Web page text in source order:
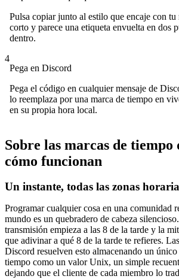
Pulsa copiar junto al estilo que encaje con
corto y parece una etiqueta envuelta en dos
dentro.
4
Pega en Discord
Pega el código en cualquier mensaje de
lo reemplaza por una marca de tiempo en
en su propia hora local.
Sobre las marcas de tiempo
cómo funcionan
Un instante, todas las zonas
Programar cualquier cosa en una comunidad
mundo es un quebradero de cabeza
transmisión empieza a las 8 de la tarde y la
que adivinar a qué 8 de la tarde te refieres.
Discord resuelven esto almacenando un
tiempo como un valor Unix, un simple
dejando que el cliente de cada miembro lo